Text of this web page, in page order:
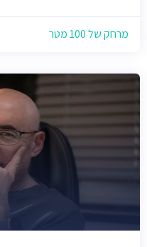
מרחק של 100 מטר